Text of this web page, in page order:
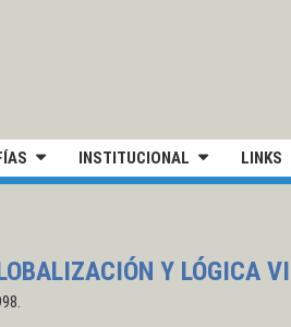
INSTITUCIONAL LINKS
Y LÓGICA